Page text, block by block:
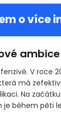
o více
ambice
V roce
má
Na
je během pěti